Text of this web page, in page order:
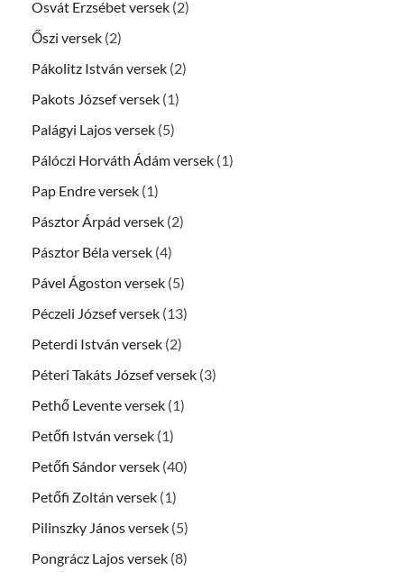
Osvát Erzsébet versek (2)
Őszi versek (2)
Pákolitz István versek (2)
Pakots József versek (1)
Palágyi Lajos versek (5)
Pálóczi Horváth Ádám versek (1)
Pap Endre versek (1)
Pásztor Árpád versek (2)
Pásztor Béla versek (4)
Pável Ágoston versek (5)
Péczeli József versek (13)
Peterdi István versek (2)
Péteri Takáts József versek (3)
Pethő Levente versek (1)
Petőfi István versek (1)
Petőfi Sándor versek (40)
Petőfi Zoltán versek (1)
Pilinszky János versek (5)
Pongrácz Lajos versek (8)